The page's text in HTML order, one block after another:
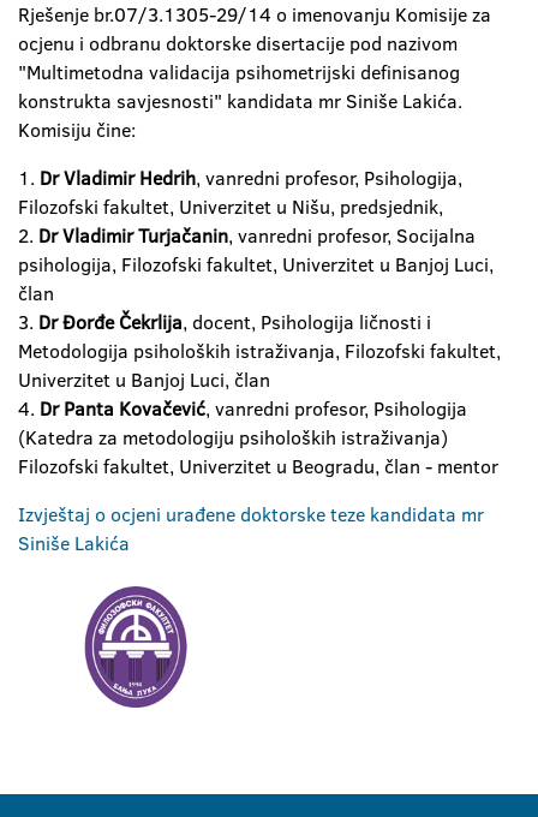
Rješenje br.07/3.1305-29/14 o imenovanju Komisije za
ocjenu i odbranu doktorske disertacije pod nazivom
"Multimetodna validacija psihometrijski definisanog
konstrukta savjesnosti" kandidata mr Siniše Lakića.
Komisiju čine:
1. Dr Vladimir Hedrih, vanredni profesor, Psihologija,
Filozofski fakultet, Univerzitet u Nišu, predsjednik,
2. Dr Vladimir Turjačanin, vanredni profesor, Socijalna
psihologija, Filozofski fakultet, Univerzitet u Banjoj Luci,
član
3. Dr Đorđe Čekrlija, docent, Psihologija ličnosti i
Metodologija psiholoških istraživanja, Filozofski fakultet,
Univerzitet u Banjoj Luci, član
4. Dr Panta Kovačević, vanredni profesor, Psihologija
(Katedra za metodologiju psiholoških istraživanja)
Filozofski fakultet, Univerzitet u Beogradu, član - mentor
Izvještaj o ocjeni urađene doktorske teze kandidata mr
Siniše Lakića